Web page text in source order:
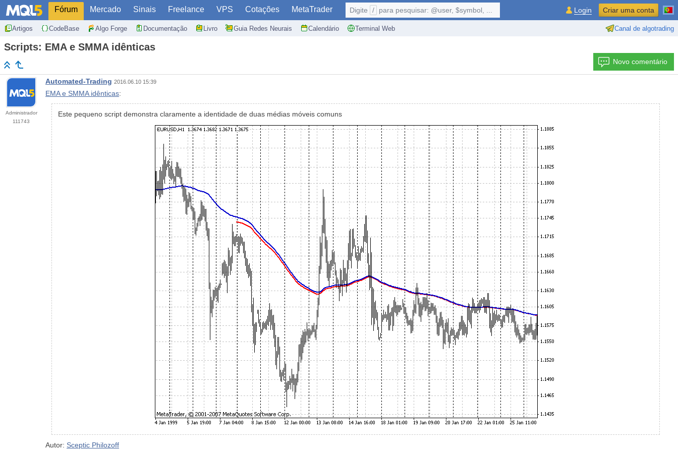
Fórum Mercado Sinais Freelance VPS Cotações MetaTrader
Artigos CodeBase Algo Forge Documentação Livro Guia Redes Neurais Calendário Terminal Web Canal de algotrading
Digite / para pesquisar: @user, $symbol, ... Login Criar uma conta
Scripts: EMA e SMMA idênticas
Novo comentário
Administrador
111743
Automated-Trading 2016.06.10 15:39
EMA e SMMA idênticas:
Este pequeno script demonstra claramente a identidade de duas médias móveis comuns
Autor: Sceptic Philozoff